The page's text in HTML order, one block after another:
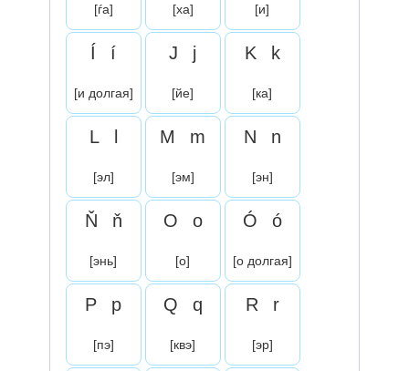
[ѓа] [ха] [и]
Í í
[и долгая]
J j
[йе]
K k
[ка]
L
[эл]
M m
[эм]
N n
[эн]
Ň ň
[энь]
O o
[о]
Ó ó
[о долгая]
P p
[пэ]
Q q
[квэ]
R r
[эр]